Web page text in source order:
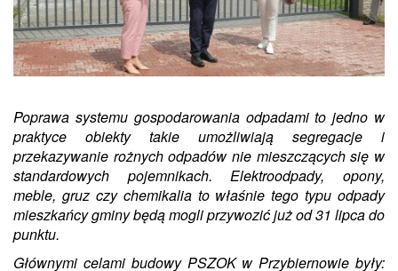
Poprawa systemu gospodarowania odpadami to jedno w
praktyce obiekty takie umożliwiają segregacje i
przekazywanie rożnych odpadów nie mieszczących się w
standardowych pojemnikach. Elektroodpady, opony,
meble, gruz czy chemikalia to właśnie tego typu odpady
mieszkańcy gminy będą mogli przywozić już od 31 lipca do
punktu.
Głównymi celamibudowy PSZOK w Przybiernowiebyły: